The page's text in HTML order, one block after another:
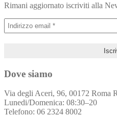
Rimani aggiornato iscriviti alla
Dove siamo
Via degli Aceri, 96, 00172 Roma
Lunedi/Domenica: 08:30–20
Telefono: 06 2324 8002